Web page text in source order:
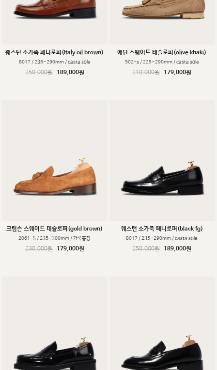
웨스턴 소가죽 페니로퍼(Italy oil brown)
8017 / 235~290mm / casta sole
250,000원 189,000원
에딘 스웨이드 테슬로퍼(olive khaki)
502-s / 225~290mm / casta sole
210,000원 179,000원
크림슨 스웨이드 테슬로퍼(gold brown)
2061-S / 235~300mm / 가죽홍창
230,000원 179,000원
웨스턴 소가죽 페니로퍼(black fg)
8017 / 235~290mm / casta sole
250,000원 189,000원